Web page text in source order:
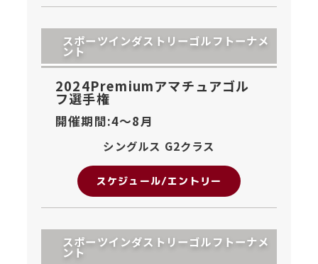
スポーツインダストリーゴルフトーナメ
ント
2024Premiumアマチュアゴル
フ選手権
開催期間:4〜8月
シングルス G2クラス
スケジュール/エントリー
スポーツインダストリーゴルフトーナメ
ント